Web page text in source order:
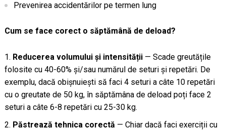
Prevenirea accidentărilor pe termen lung
Cum se face corect o săptămână de deload?
Reducerea volumului și intensității— Scade greutățile
folosite cu 40-60% și/sau numărul de seturi și repetări. De
exemplu, dacă obișnuiești să faci 4 seturi a câte 10 repetări
cu o greutate de 50 kg, în săptămâna de deload poți face 2
seturi a câte 6-8 repetări cu 25-30 kg.
Păstrează tehnica corectă — Chiar dacă faci exerciții cu